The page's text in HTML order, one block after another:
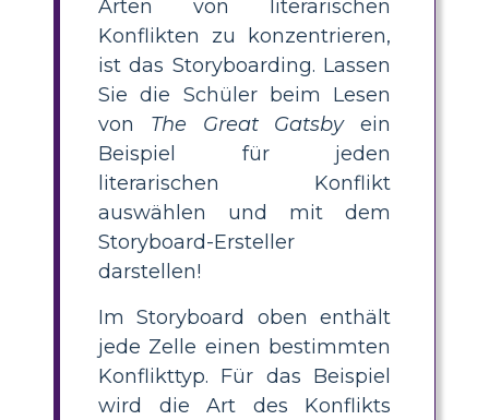
Arten von literarischen
Konflikten zu konzentrieren,
ist das Storyboarding. Lassen
Sie die Schüler beim Lesen
von The Great Gatsbyein
Beispiel für jeden
literarischen Konflikt
auswählen und mit dem
Storyboard-Ersteller
darstellen!
Im Storyboard oben enthält
jede Zelle einen bestimmten
Konflikttyp. Für das Beispiel
wird die Art des Konflikts